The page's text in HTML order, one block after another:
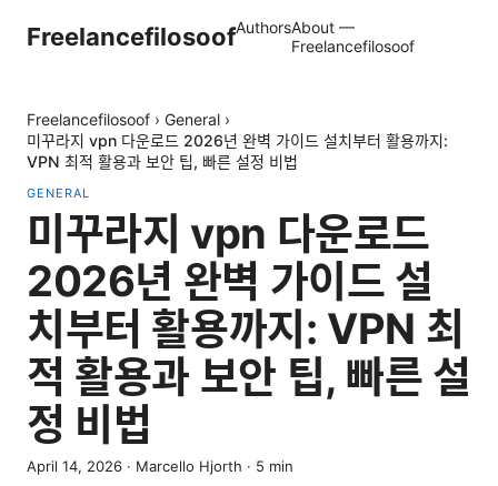
FreelancefilosoofAuthorsAbout —
Freelancefilosoof
Freelancefilosoof › General ›
미꾸라지 vpn 다운로드 2026년 완벽 가이드 설치부터 활용까지:
VPN 최적 활용과 보안 팁, 빠른 설정 비법
GENERAL
미꾸라지 vpn 다운로드
2026년 완벽 가이드 설
치부터 활용까지: VPN 최
적 활용과 보안 팁, 빠른 설
정 비법
April 14, 2026 · Marcello Hjorth · 5 min